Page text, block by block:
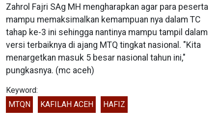
Zahrol Fajri SAg MH mengharapkan agar para peserta
mampu memaksimalkan kemampuan nya dalam TC
tahap ke-3 ini sehingga nantinya mampu tampil dalam
versi terbaiknya di ajang MTQ tingkat nasional. "Kita
menargetkan masuk 5 besar nasional tahun ini,"
pungkasnya. (mc aceh)
Keyword:
MTQN
KAFILAH ACEH HAFIZ